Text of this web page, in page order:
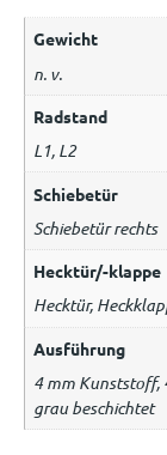
Gewicht
n. v.
Radstand
L1, L2
Schiebetür
Schiebetür rechts
Hecktür/-klappe
Hecktür,
Ausführung
4 mm
grau beschichtet